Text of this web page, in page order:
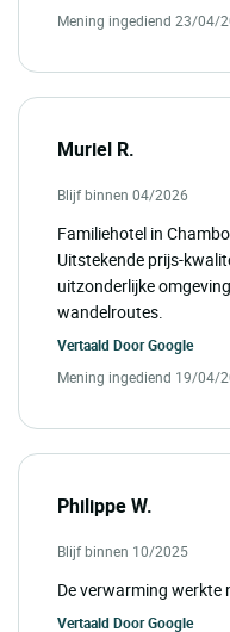
Mening ingediend 23/04/
Muriel R.
Blijf binnen 04/2026
Familiehotel in
Uitstekende prijs-
uitzonderlijke
wandelroutes.
Vertaald DoorGoogle
Mening ingediend 19/04/
Philippe W.
Blijf binnen 10/2025
De verwarming werkte
Vertaald DoorGoogle